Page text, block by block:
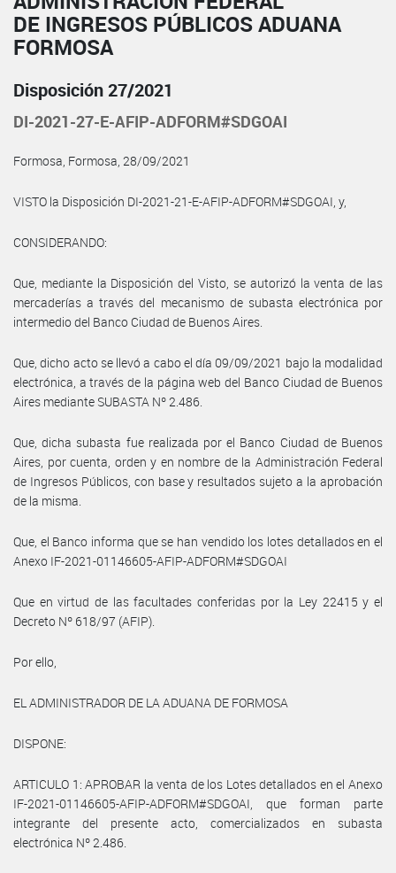
DE INGRESOS PÚBLICOS ADUANA
FORMOSA
Disposición 27/2021
DI-2021-27-E-AFIP-ADFORM#SDGOAI
Formosa, Formosa, 28/09/2021
VISTO la Disposición DI-2021-21-E-AFIP-ADFORM#SDGOAI, y,
CONSIDERANDO:
Que, mediante la Disposición del Visto, se autorizó la venta de las
mercaderías a través del mecanismo de subasta electrónica por
intermedio del Banco Ciudad de Buenos Aires.
Que, dicho acto se llevó a cabo el día 09/09/2021 bajo la modalidad
electrónica, a través de la página web del Banco Ciudad de Buenos
Aires mediante SUBASTA Nº 2.486.
Que, dicha subasta fue realizada por el Banco Ciudad de Buenos
Aires, por cuenta, orden y en nombre de la Administración Federal
de Ingresos Públicos, con base y resultados sujeto a la aprobación
de la misma.
Que, el Banco informa que se han vendido los lotes detallados en el
Anexo IF-2021-01146605-AFIP-ADFORM#SDGOAI
Que en virtud de las facultades conferidas por la Ley 22415 y el
Decreto Nº 618/97 (AFIP).
Por ello,
EL ADMINISTRADOR DE LA ADUANA DE FORMOSA
DISPONE:
ARTICULO 1: APROBAR la venta de los Lotes detallados en el Anexo
IF-2021-01146605-AFIP-ADFORM#SDGOAI, que forman parte
integrante del presente acto, comercializados en subasta
electrónica Nº 2.486.